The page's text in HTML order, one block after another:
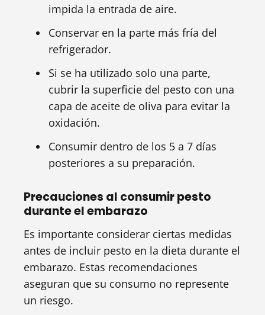
impida la entrada de aire.
Conservar en la parte más fría del
refrigerador.
Si se ha utilizado solo una parte,
cubrir la superficie del pesto con una
capa de aceite de oliva para evitar la
oxidación.
Consumir dentro de los 5 a 7 días
posteriores a su preparación.
Precauciones al consumir pesto
durante el embarazo
Es importante considerar ciertas medidas
antes de incluir pesto en la dieta durante el
embarazo. Estas recomendaciones
aseguran que su consumo no represente
un riesgo.